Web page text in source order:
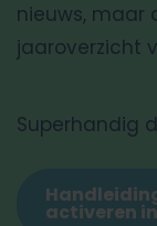
nieuws, maar
jaaroverzicht
Superhandig
activeren